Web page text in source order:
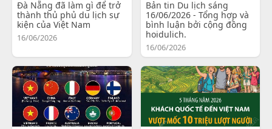
Đà Nẵng đã làm gì để trở
thành thủ phủ du lịch sự
kiện của Việt Nam
16/06/2026
Bản tin Du lịch sáng
16/06/2026 - Tổng hợp và
bình luận bởi cộng đồng
hoidulich.
16/06/2026